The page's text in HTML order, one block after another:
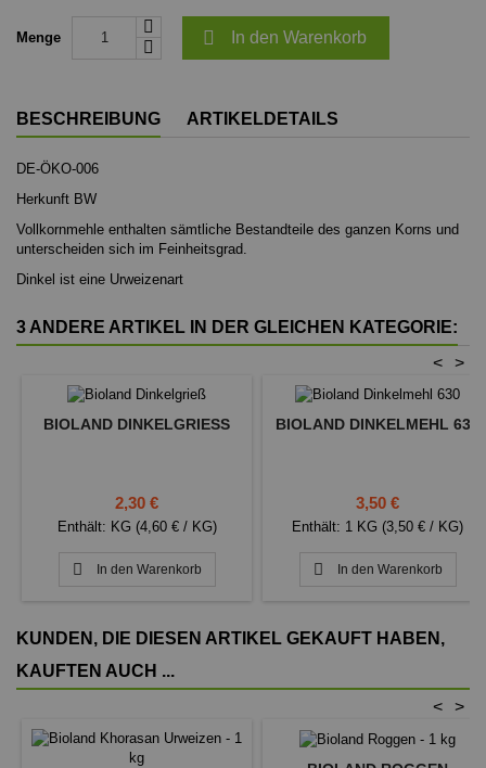
Menge  In den Warenkorb
BESCHREIBUNG ARTIKELDETAILS
DE-ÖKO-006
Herkunft BW
Vollkornmehle enthalten sämtliche Bestandteile des ganzen Korns und
unterscheiden sich im Feinheitsgrad.
Dinkel ist eine Urweizenart
3 ANDERE ARTIKEL IN DER GLEICHEN KATEGORIE:
>
<
BIOLAND DINKELGRIESS
Preis
2,30 €
Enthält: KG (4,60 € / KG)
 In den Warenkorb
BIOLAND DINKELMEHL 630
Preis
3,50 €
Enthält: 1 KG (3,50 € / KG)
 In den Warenkorb
KUNDEN, DIE DIESEN ARTIKEL GEKAUFT HABEN,
KAUFTEN AUCH ...
>
<